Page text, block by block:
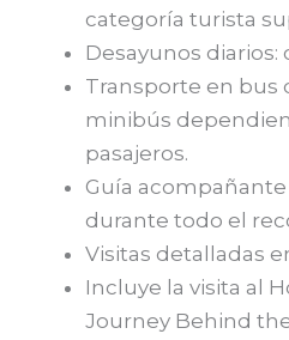
categoría turista
Desayunos diarios:
Transporte en bus
minibús
pasajeros.
Guía
durante todo el
Visitas detalladas
Incluye la visita al
Journey Behind